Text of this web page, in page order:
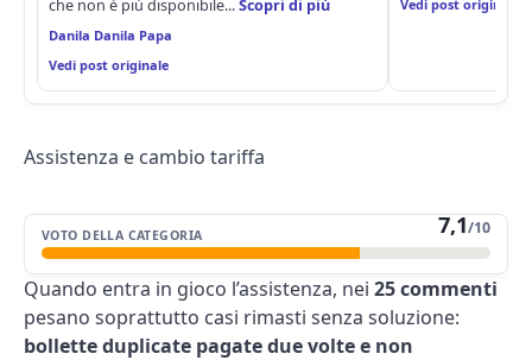
che non è più disponibile...Scopri di più
Danila Danila Papa
Vedi post originale
Vedi post originale
Assistenza e cambio tariffa
VOTO DELLA CATEGORIA 7,1/10
Quando entra in gioco l’assistenza, nei 25 commenti
pesano soprattutto casi rimasti senza soluzione:
bollette duplicate pagate due volte e non